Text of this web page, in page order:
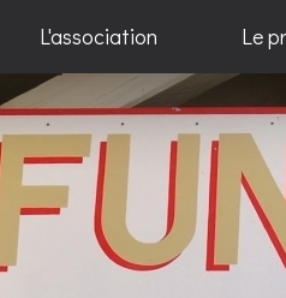
L'association Le